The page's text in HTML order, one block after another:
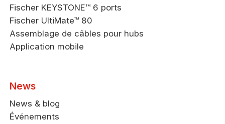
Fischer KEYSTONE™ 6 ports
Fischer UltiMate™ 80
Assemblage de câbles pour hubs
Application mobile
News
News & blog
Événements